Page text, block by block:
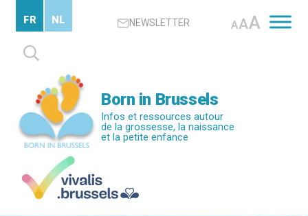
contenu
principal
NEWSLETTER AAA
Rechercher :
FR NL
Born in Brussels
Infos et ressources autour
de la grossesse, la naissance
et la petite enfance